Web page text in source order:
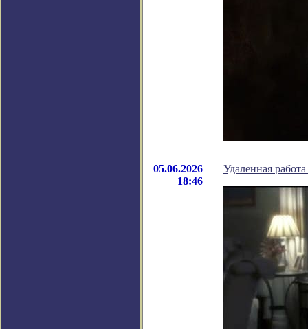
05.06.2026
18:46
Удаленная